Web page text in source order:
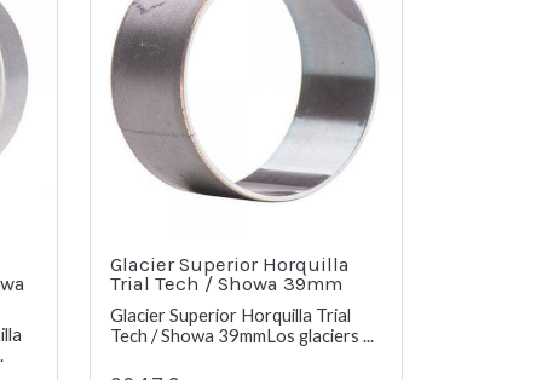
Glacier Superior Horquilla
Trial Tech / Showa 39mm
Glacier Superior Horquilla Trial
Tech / Showa 39mmLos glaciers ...